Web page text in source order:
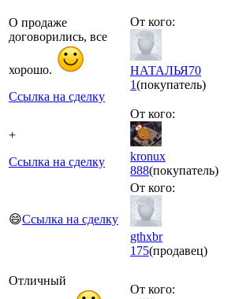
О продаже
договорились, все
хорошо.
Ссылка на сделку
От кого:
НАТАЛЬЯ70
1(покупатель)
+
Ссылка на сделку
От кого:
kronux
888(покупатель)
😄Ссылка на сделку
От кого:
gthxbr
175(продавец)
Отличный
От кого: